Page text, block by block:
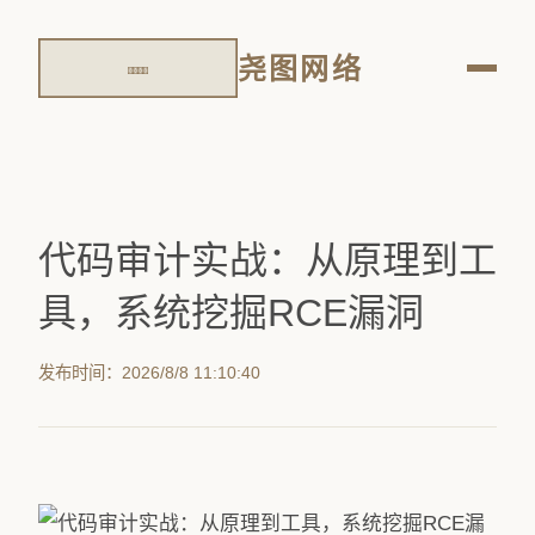
尧图网络
代码审计实战：从原理到工
具，系统挖掘RCE漏洞
发布时间：2026/8/8 11:10:40